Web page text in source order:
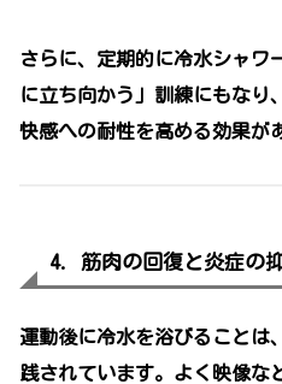
さらに、定期的に冷水シャワ
に立ち向かう」訓練にもなり
快感への耐性を高める効果が
4. 筋肉の回復と炎症の
運動後に冷水を浴びることは
践されています。よく映像な